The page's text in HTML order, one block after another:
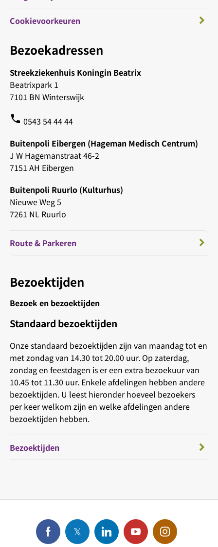
Bezoekadressen
Streekziekenhuis Koningin Beatrix
Beatrixpark 1
7101 BN Winterswijk
phone 0543 54 44 44
Buitenpoli Eibergen (Hageman Medisch Centrum)
J W Hagemanstraat 46-2
7151 AH Eibergen
Buitenpoli Ruurlo (Kulturhus)
Nieuwe Weg 5
7261 NL Ruurlo
Route & Parkeren
Bezoektijden
Bezoek en bezoektijden
Standaard bezoektijden
Onze standaard bezoektijden zijn van maandag tot en
met zondag van 14.30 tot 20.00 uur. Op zaterdag,
zondag en feestdagen is er een extra bezoekuur van
10.45 tot 11.30 uur. Enkele afdelingen hebben andere
bezoektijden. U leest hieronder hoeveel bezoekers
per keer welkom zijn en welke afdelingen andere
bezoektijden hebben.
Bezoektijden
Cookievoorkeuren